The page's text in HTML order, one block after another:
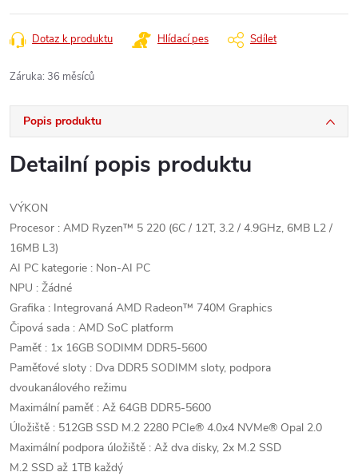
Dotaz k produktu Hlídací pes Sdílet
Záruka: 36 měsíců
Popis produktu
Detailní popis produktu
VÝKON
Procesor : AMD Ryzen™ 5 220 (6C / 12T, 3.2 / 4.9GHz, 6MB L2 /
16MB L3)
AI PC kategorie : Non-AI PC
NPU : Žádné
Grafika : Integrovaná AMD Radeon™ 740M Graphics
Čipová sada : AMD SoC platform
Paměť : 1x 16GB SODIMM DDR5-5600
Paměťové sloty : Dva DDR5 SODIMM sloty, podpora
dvoukanálového režimu
Maximální paměť : Až 64GB DDR5-5600
Úložiště : 512GB SSD M.2 2280 PCIe® 4.0x4 NVMe® Opal 2.0
Maximální podpora úložiště : Až dva disky, 2x M.2 SSD
M.2 SSD až 1TB každý